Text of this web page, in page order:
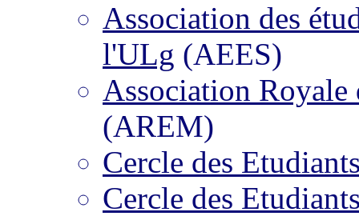
Association des
l'ULg (AEES)
Association Royale
(AREM)
Cercle des
Cercle des